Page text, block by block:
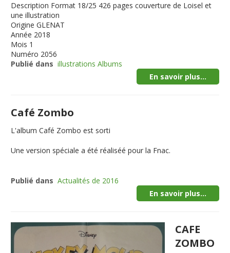
Description Format 18/25 426 pages couverture de Loisel et
une illustration
Origine GLENAT
Année 2018
Mois 1
Numéro 2056
Publié dans illustrations Albums
En savoir plus...
Café Zombo
L'album Café Zombo est sorti
Une version spéciale a été réaliséé pour la Fnac.
Publié dans Actualités de 2016
En savoir plus...
CAFE
ZOMBO